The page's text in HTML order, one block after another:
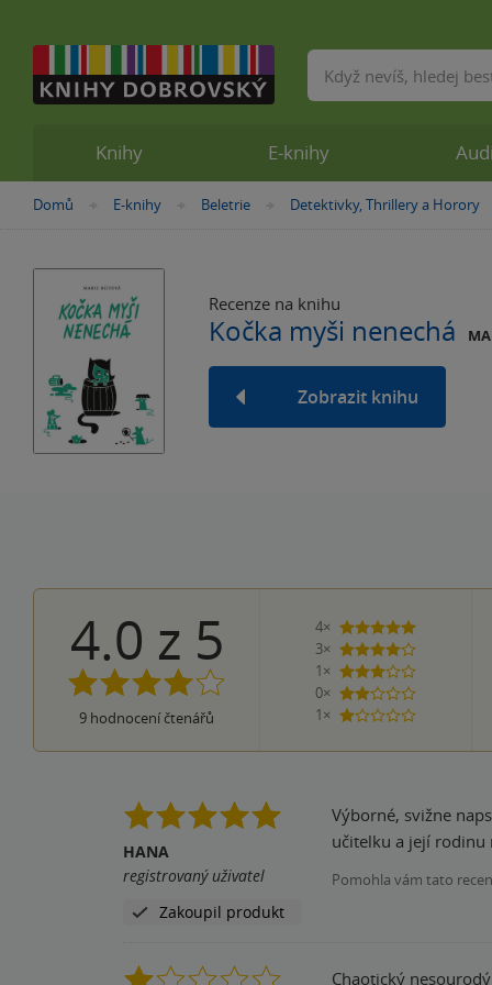
Nacházíte
Domů »
E-knihy »
Beletrie »
Detektivky, Thrillery a Horory
Recenze na knihu
Kočka myši nenechá
Zobrazit knihu
4.0 z 5
9 hodnocení čtenářů
4×
5 hvězdiček
3×
4 hvězdičky
1×
3 hvězdičky
0×
2 hvězdičky
1×
1 hvezdička
HANA
registrovaný uživatel
Zakoupil produkt
Výborné, svižne napsané, přečetla jsem a vychutnala si výborný styl, objednala další spisovatelčiny knihy a těsím se na další!! paní
Pomohla vám tato
Chaotický
Knihy E-knihy
Vyhledávání